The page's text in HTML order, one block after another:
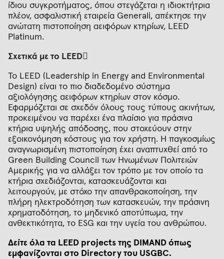
ίδιου συγκροτήματος, όπου στεγάζεται η ιδιοκτήτρια
πλέον, ασφαλιστική εταιρεία Generali, απέκτησε την
ανώτατη πιστοποίηση αειφόρων κτηρίων, LEED
Platinum.
Σχετικά με το LEED
Το LEED (Leadership in Energy and Environmental
Design) είναι το πιο διαδεδομένο σύστημα
αξιολόγησης αειφόρων κτηρίων στον κόσμο.
Εφαρμόζεται σε σχεδόν όλους τους τύπους ακινήτων,
προκειμένου να παρέχει ένα πλαίσιο για πράσινα
κτήρια υψηλής απόδοσης, που στοχεύουν στην
εξοικονόμηση κόστους για τον χρήστη. Η παγκοσμίως
αναγνωρισμένη πιστοποίηση έχει αναπτυχθεί από το
Green Building Council των Ηνωμένων Πολιτειών
Αμερικής για να αλλάξει τον τρόπο με τον οποίο τα
κτήρια σχεδιάζονται, κατασκευάζονται και
λειτουργούν, με στόχο την απανθρακοποίηση, την
πλήρη ηλεκτροδότηση των κατασκευών, την πράσινη
χρηματοδότηση, το μηδενικό αποτύπωμα, την
ανθεκτικότητα, το ESG και την υγεία του ανθρώπου.
Δείτε όλα τα LEED projects της DIMAND όπως
εμφανίζονται στο Directory του USGBC.